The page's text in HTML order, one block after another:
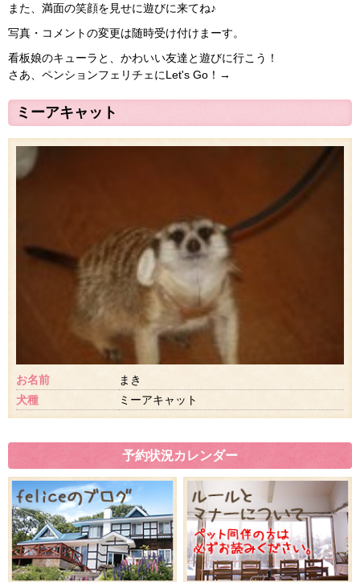
また、満面の笑顔を見せに遊びに来てね♪
写真・コメントの変更は随時受け付けまーす。
看板娘のキューラと、かわいい友達と遊びに行こう！
さあ、ペンションフェリチェにLet's Go！→
ミーアキャット
お名前
まき
犬種
ミーアキャット
予約状況カレンダー